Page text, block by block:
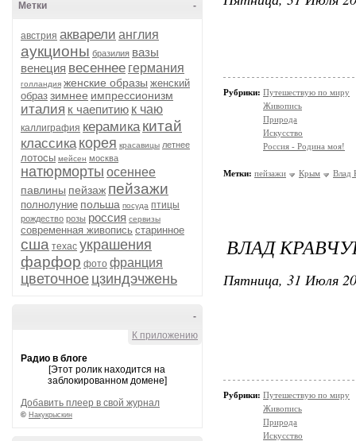
-
Метки
австрия акварели англия
аукционы бразилия вазы
венеция весеннее германия
голландия женские образы женский
образ зимнее импрессионизм
италия к чаепитию к чаю
каллиграфия керамика китай
классика корея красавицы летнее
лотосы мейсен москва
натюрморты осеннее
павлины пейзаж пейзажи
полнолуние польша посуда птицы
рождество розы россия сервизы
современная живопись старинное
сша техас украшения
фарфор фото франция
цветочное цзиндэчжень
-
К приложению
Радио в блоге
[Этот ролик находится на
заблокированном домене]
Добавить плеер в свой журнал
© Накукрыскин
Рубрики: Путешествую по миру
Живопись
Природа
Искусство
Россия - Родина моя!
Метки: пейзажи Крым Влад
ВЛАД
Пятница, 31 Июля
Рубрики: Путешествую по миру
Живопись
Природа
Искусство